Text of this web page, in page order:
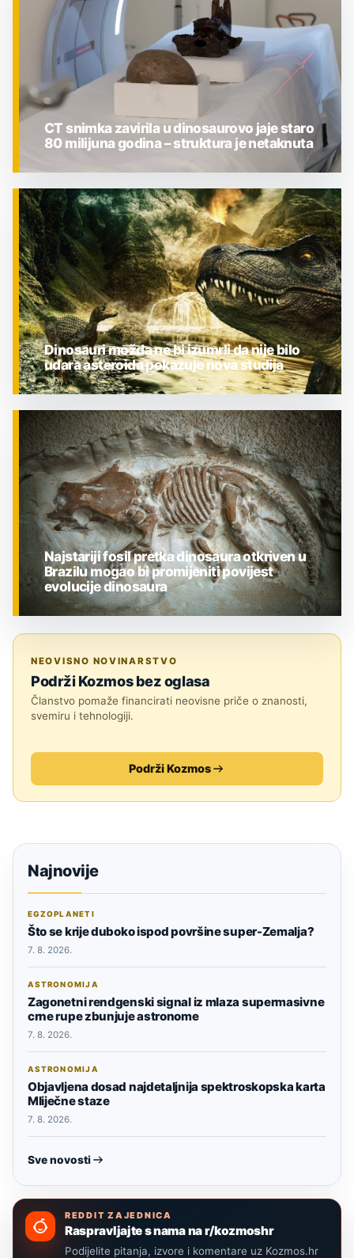
ZNANOST
CT snimka zavirila u dinosaurovo jaje staro
80 milijuna godina – struktura je netaknuta
ZNANOST
Dinosauri možda ne bi izumrli da nije bilo
udara asteroida pokazuje nova studija
Najstariji fosil pretka dinosaura otkriven u
Brazilu mogao bi promijeniti povijest
evolucije dinosaura
NEOVISNO NOVINARSTVO
Podrži Kozmos bez oglasa
Članstvo pomaže financirati neovisne priče o znanosti,
svemiru i tehnologiji.
Podrži Kozmos
Najnovije
EGZOPLANETI
Što se krije duboko ispod površine super-Zemalja?
7. 8. 2026.
ASTRONOMIJA
Zagonetni rendgenski signal iz mlaza supermasivne
crne rupe zbunjuje astronome
7. 8. 2026.
ASTRONOMIJA
Objavljena dosad najdetaljnija spektroskopska karta
Mliječne staze
7. 8. 2026.
Sve novosti
REDDIT ZAJEDNICA
Raspravljajte s nama na r/kozmoshr
Podijelite pitanja, izvore i komentare uz Kozmos.hr